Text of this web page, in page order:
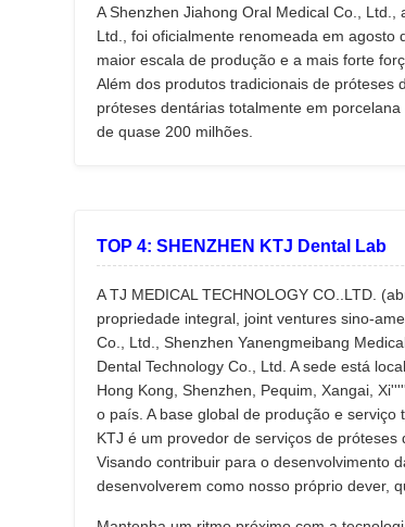
A Shenzhen Jiahong Oral Medical Co., Ltd.,
Ltd., foi oficialmente renomeada em
maior escala de produção e a mais forte
Além dos produtos tradicionais de
próteses dentárias totalmente em
de quase 200 milhões.
TOP 4: SHENZHEN KTJ Dental Lab
A TJ MEDICAL TECHNOLOGY CO..LTD.
propriedade integral, joint ventures sino-
Co., Ltd., Shenzhen Yanengmeibang
Dental Technology Co., Ltd. A sede está
Hong Kong, Shenzhen, Pequim, Xangai,
o país. A base global de produção e
KTJ é um provedor de serviços de
Visando contribuir para o desenvolvimento
desenvolverem como nosso próprio dever,